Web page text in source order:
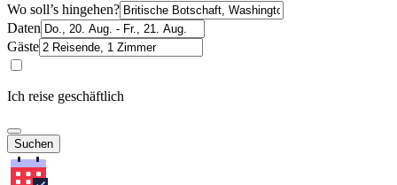
Wo soll’s hingehen?
Daten
Gäste
Ich reise geschäftlich
Suchen